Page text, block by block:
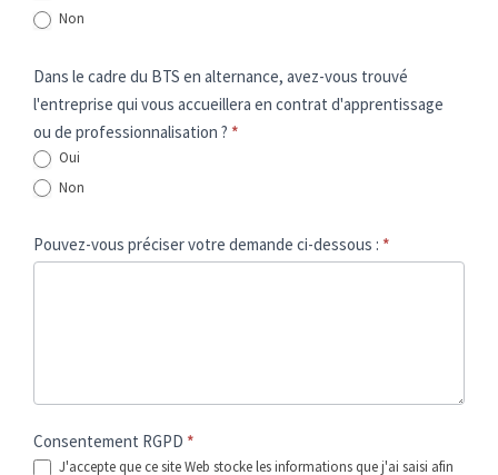
Non
Dans le cadre du BTS en alternance, avez-vous trouvé
l'entreprise qui vous accueillera en contrat d'apprentissage
ou de professionnalisation ? *
Oui
Non
Pouvez-vous préciser votre demande ci-dessous : *
Consentement RGPD *